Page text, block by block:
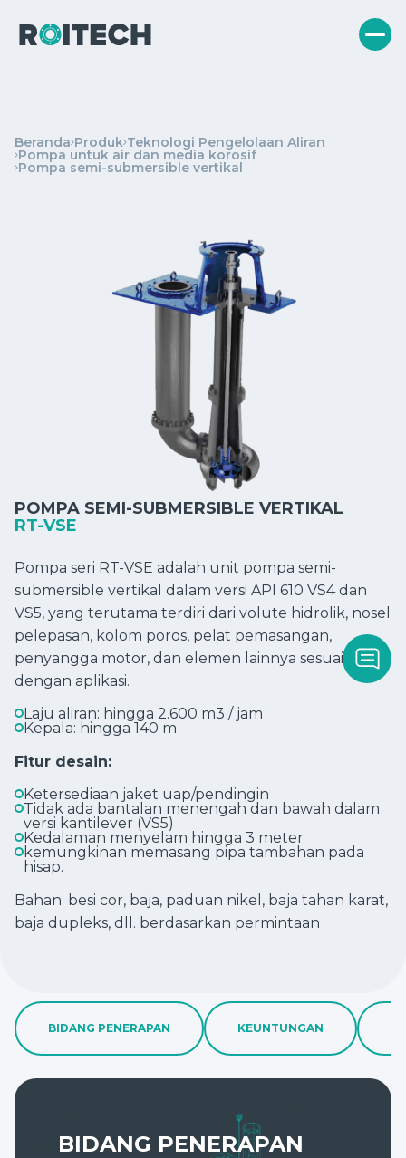
Beranda Produk Teknologi Pengelolaan Aliran
Pompa untuk air dan media korosif
Pompa semi-submersible vertikal
POMPA SEMI-SUBMERSIBLE VERTIKAL
RT-VSE
Pompa seri RT-VSE adalah unit pompa semi-
submersible vertikal dalam versi API 610 VS4 dan
VS5, yang terutama terdiri dari volute hidrolik, nosel
pelepasan, kolom poros, pelat pemasangan,
penyangga motor, dan elemen lainnya sesuai
dengan aplikasi.
Laju aliran: hingga 2.600 m3 / jam
Kepala: hingga 140 m
Fitur desain:
Ketersediaan jaket uap/pendingin
Tidak ada bantalan menengah dan bawah dalam
versi kantilever (VS5)
Kedalaman menyelam hingga 3 meter
kemungkinan memasang pipa tambahan pada
hisap.
Bahan: besi cor, baja, paduan nikel, baja tahan karat,
baja dupleks, dll. berdasarkan permintaan
BIDANG PENERAPAN KEUNTUNGAN
BIDANG PENERAPAN